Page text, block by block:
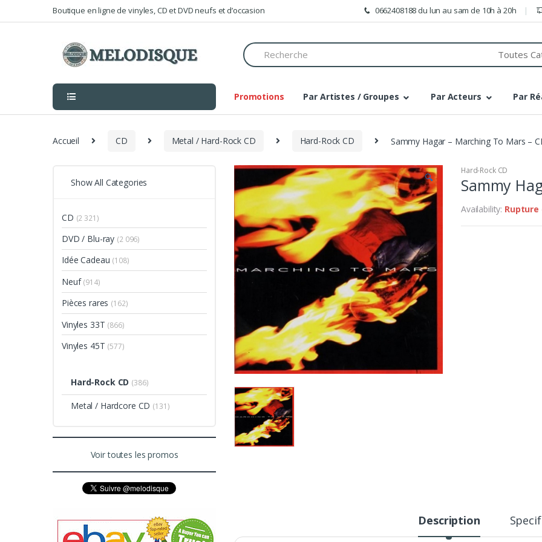
to
to
Boutique en ligne de vinyles, CD et DVD neufs et d’occasion 0662408188 du lun au sam de 10h à 20h
Search
for:
Promotions Par Artistes / Groupes Par Acteurs Par
Accueil CD Metal / Hard-Rock CD Hard-Rock CD Sammy Hagar – Marching To Mars –
🔍
Hard-Rock CD
Sammy
Availability:
Description
Show All Categories
CD (2 321)
DVD / Blu-ray (2 096)
Idée Cadeau (108)
Neuf (914)
Pièces rares (162)
Vinyles 33T (866)
Vinyles 45T (577)
Hard-Rock CD (386)
Metal / Hardcore CD (131)
Voir toutes les promos